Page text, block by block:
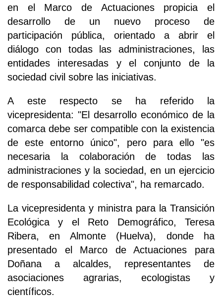
en el Marco de Actuaciones propicia el
desarrollo de un nuevo proceso de
participación pública, orientado a abrir el
diálogo con todas las administraciones, las
entidades interesadas y el conjunto de la
sociedad civil sobre las iniciativas.
A este respecto se ha referido la
vicepresidenta: "El desarrollo económico de la
comarca debe ser compatible con la existencia
de este entorno único", pero para ello "es
necesaria la colaboración de todas las
administraciones y la sociedad, en un ejercicio
de responsabilidad colectiva", ha remarcado.
La vicepresidenta y ministra para la Transición
Ecológica y el Reto Demográfico, Teresa
Ribera, en Almonte (Huelva), donde ha
presentado el Marco de Actuaciones para
Doñana a alcaldes, representantes de
asociaciones agrarias, ecologistas y
científicos.